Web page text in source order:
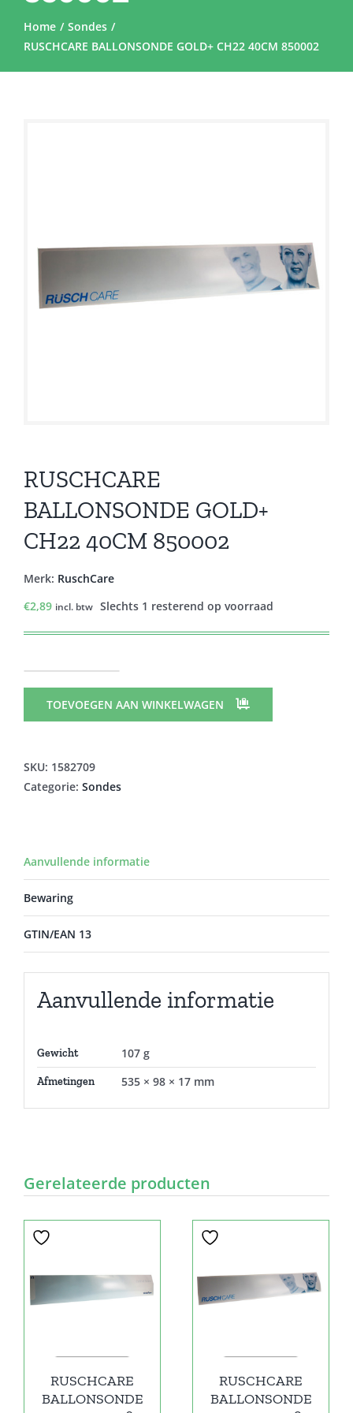
Home
Sondes
RUSCHCARE BALLONSONDE GOLD+ CH22 40CM 850002
RUSCHCARE
BALLONSONDE GOLD+
CH22 40CM 850002
Merk: RuschCare
€2,89 incl. btw Slechts 1 resterend op voorraad
BALLONSONDE
GOLD+
TOEVOEGEN AAN WINKELWAGEN
SKU: 1582709
Categorie: Sondes
Aanvullende informatie
Bewaring
GTIN/EAN 13
Aanvullende informatie
Gewicht 107 g
Afmetingen 535 × 98 × 17 mm
Gerelateerde producten
RUSCHCARE
BALLONSONDE
RUSCHCARE
BALLONSONDE